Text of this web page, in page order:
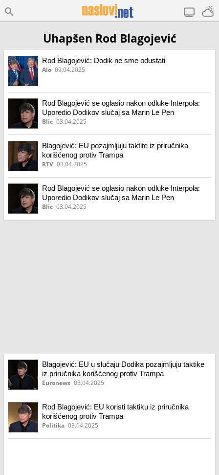
Uhapšen Rod Blagojević
Rod Blagojević: Dodik ne sme odustati
Alo 09.04.2025
Rod Blagojević se oglasio nakon odluke Interpola:
Uporedio Dodikov slučaj sa Marin Le Pen
Blic 03.04.2025
Blagojević: EU pozajmljuju taktite iz priručnika
korišćenog protiv Trampa
RTV 03.04.2025
Rod Blagojević se oglasio nakon odluke Interpola:
Uporedio Dodikov slučaj sa Marin Le Pen
Blic 03.04.2025
Blagojević: EU u slučaju Dodika pozajmljuju taktike
iz priručnika korišćenog protiv Trampa
Euronews 03.04.2025
Rod Blagojević: EU koristi taktiku iz priručnika
korišćenog protiv Trampa
Politika 03.04.2025